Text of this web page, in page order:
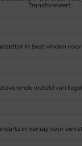
Transformeert
in Best vinden
wereld van
in Venray voor een